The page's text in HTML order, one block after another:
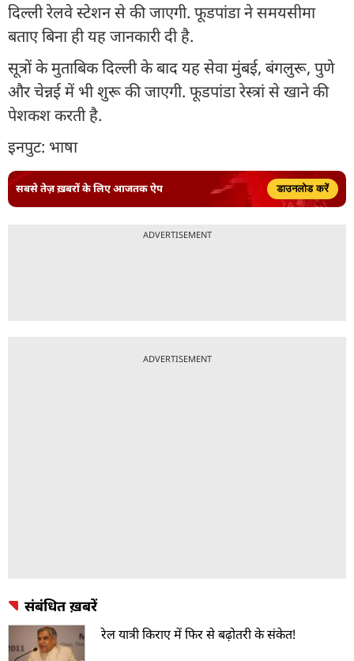
दिल्ली रेलवे स्टेशन से की जाएगी. फूडपांडा ने समयसीमा
बताए बिना ही यह जानकारी दी है.
सूत्रों के मुताबिक दिल्ली के बाद यह सेवा मुंबई, बंगलुरू, पुणे
और चेन्नई में भी शुरू की जाएगी. फूडपांडा रेस्त्रां से खाने की
पेशकश करती है.
इनपुट: भाषा
सबसे तेज़ ख़बरों के लिए आजतक ऐप डाउनलोड करें
ADVERTISEMENT
ADVERTISEMENT
संबंधित ख़बरें
रेल यात्री किराए में फिर से बढ़ोतरी के संकेत!